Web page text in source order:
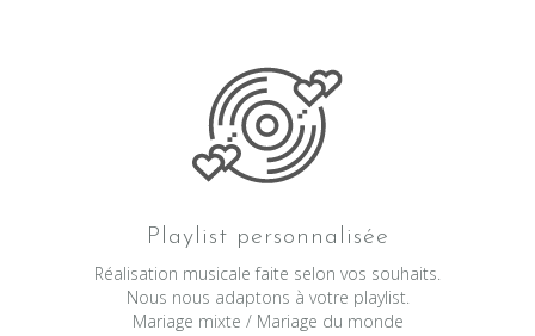
Playlist personnalisée
Réalisation musicale faite selon vos souhaits.
Nous nous adaptons à votre playlist.
Mariage mixte / Mariage du monde